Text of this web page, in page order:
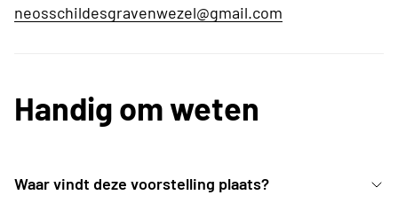
neosschildesgravenwezel@gmail.com
Handig om weten
Waar vindt deze voorstelling plaats?